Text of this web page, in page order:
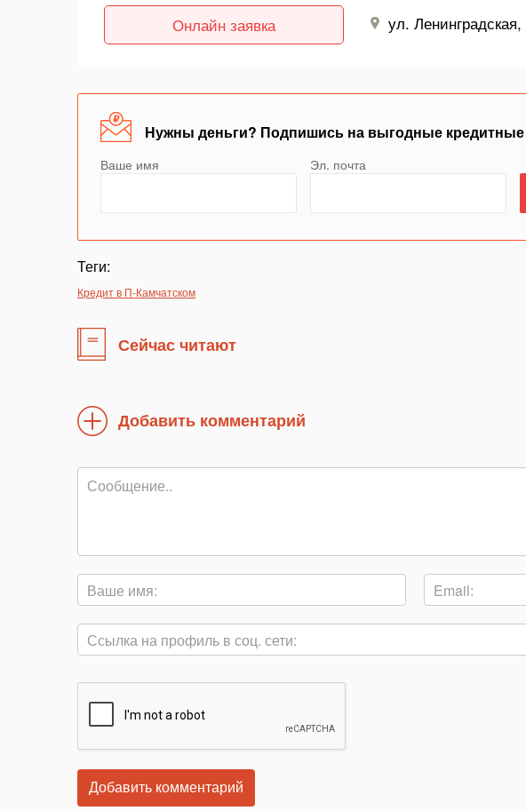
Онлайн заявка ул.
Нужны деньги? Подпишись на выгодные
Ваше имя Эл. почта
Теги:
Кредит в П-Камчатском
Сейчас читают
Добавить комментарий